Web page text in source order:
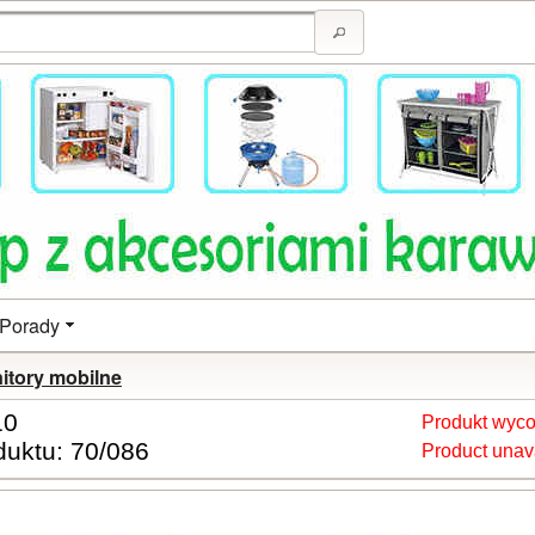
mobilne
70/086
Produkt
Product